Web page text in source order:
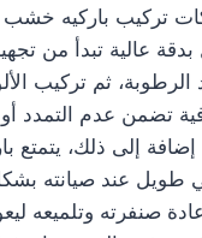
تركيب باركيه خشب
بدقة عالية تبدأ من
الرطوبة، ثم تركيب
تضمن عدم التمدد
إلى ذلك، يتمتع
طويل عند صيانته
صنفرته وتلميعه